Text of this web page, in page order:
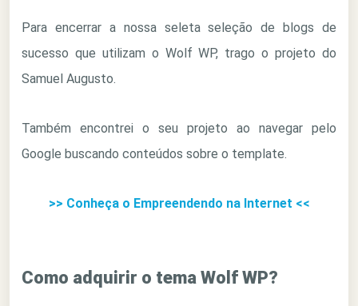
Para encerrar a nossa seleta seleção de blogs de
sucesso que utilizam o Wolf WP, trago o projeto do
Samuel Augusto.
Também encontrei o seu projeto ao navegar pelo
Google buscando conteúdos sobre o template.
>> Conheça o Empreendendo na Internet <<
Como adquirir o tema Wolf WP?